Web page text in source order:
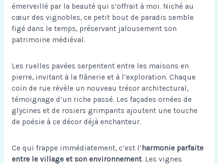
émerveillé par la beauté qui s’offrait à moi. Niché au
cœur des vignobles, ce petit bout de paradis semble
figé dans le temps, préservant jalousement son
patrimoine médiéval.
Les ruelles pavées serpentent entre les maisons en
pierre, invitant à la flânerie et à l’exploration. Chaque
coin de rue révèle un nouveau trésor architectural,
témoignage d’un riche passé. Les façades ornées de
glycines et de rosiers grimpants ajoutent une touche
de poésie à ce décor déjà enchanteur.
Ce qui frappe immédiatement, c’est l’harmonie parfaite
entre le village et son environnement. Les vignes